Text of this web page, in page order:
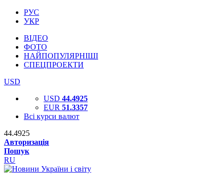
РУС
УКР
ВІДЕО
ФОТО
НАЙПОПУЛЯРНІШІ
СПЕЦПРОЕКТИ
USD
USD 44.4925
EUR 51.3357
Всі курси валют
44.4925
Авторизація
Пошук
RU